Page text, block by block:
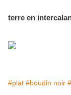
terre en
#plat #boudin noir